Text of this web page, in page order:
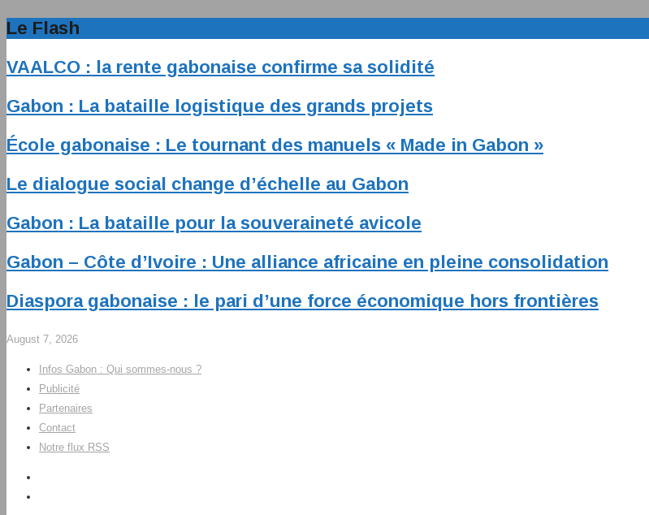
Le Flash
VAALCO : la rente gabonaise confirme sa solidité
Gabon : La bataille logistique des grands projets
École gabonaise : Le tournant des manuels « Made in Gabon »
Le dialogue social change d’échelle au Gabon
Gabon : La bataille pour la souveraineté avicole
Gabon – Côte d’Ivoire : Une alliance africaine en pleine consolidation
Diaspora gabonaise : le pari d’une force économique hors frontières
August 7, 2026
Infos Gabon : Qui sommes-nous ?
Publicité
Partenaires
Contact
Notre flux RSS